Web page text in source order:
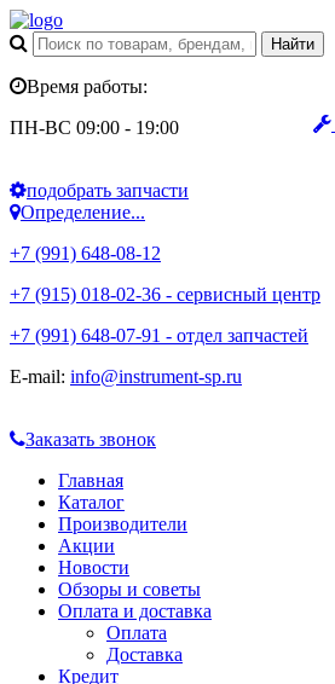
Время работы:
ПН-ВС 09:00 - 19:00
подобрать запчасти
Определение...
+7 (991) 648-08-12
+7 (915) 018-02-36 - сервисный центр
+7 (991) 648-07-91 - отдел запчастей
E-mail: info@instrument-sp.ru
Заказать звонок
Главная
Каталог
Производители
Акции
Новости
Обзоры и советы
Оплата и доставка
Оплата
Доставка
Кредит